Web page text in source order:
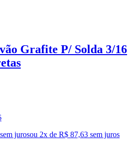
Grafite P/ Solda 3/16
jurosou 2x de R$ 87,63 sem juros